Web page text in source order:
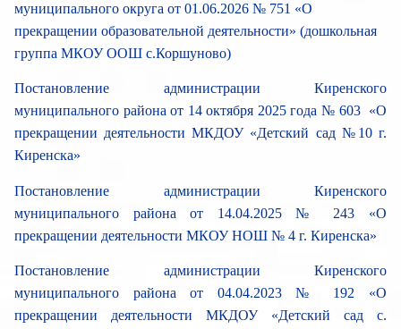
муниципального округа от 01.06.2026 № 751 «О
прекращении образовательной деятельности» (дошкольная
группа МКОУ ООШ с.Коршуново)
Постановление администрации Киренского
муниципального района от 14 октября 2025 года № 603 «О
прекращении деятельности МКДОУ «Детский сад №10 г.
Киренска»
Постановление администрации Киренского
муниципального района от 14.04.2025 № 243 «О
прекращении деятельности МКОУ НОШ № 4 г. Киренска»
Постановление администрации Киренского
муниципального района от 04.04.2023 № 192 «О
прекращении деятельности МКДОУ «Детский сад с.